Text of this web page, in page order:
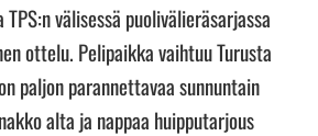
TPS:n välisessä puolivälieräsarjassa
ottelu. Pelipaikka vaihtuu Turusta
paljon parannettavaa sunnuntain
alta ja nappaa huipputarjous